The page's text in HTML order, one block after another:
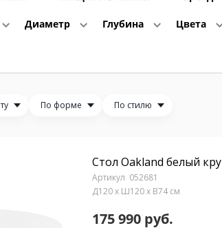
Диаметр Глубина Цвета
По форме По стилю
Стол Oakland белый
052681
Д120 x Ш120 x В74 см
175 990 руб.